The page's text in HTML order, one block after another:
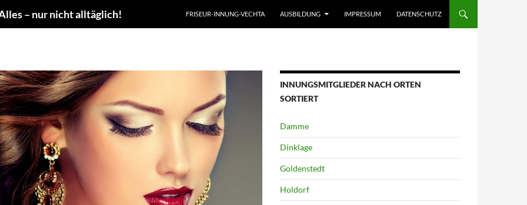
– nur nicht alltäglich! FRISEUR-INNUNG-VECHTA AUSBILDUNG IMPRESSUM DATENSCHUTZ
INNUNGSMITGLIEDER NACH ORTEN
SORTIERT
Damme
Dinklage
Goldenstedt
Holdorf